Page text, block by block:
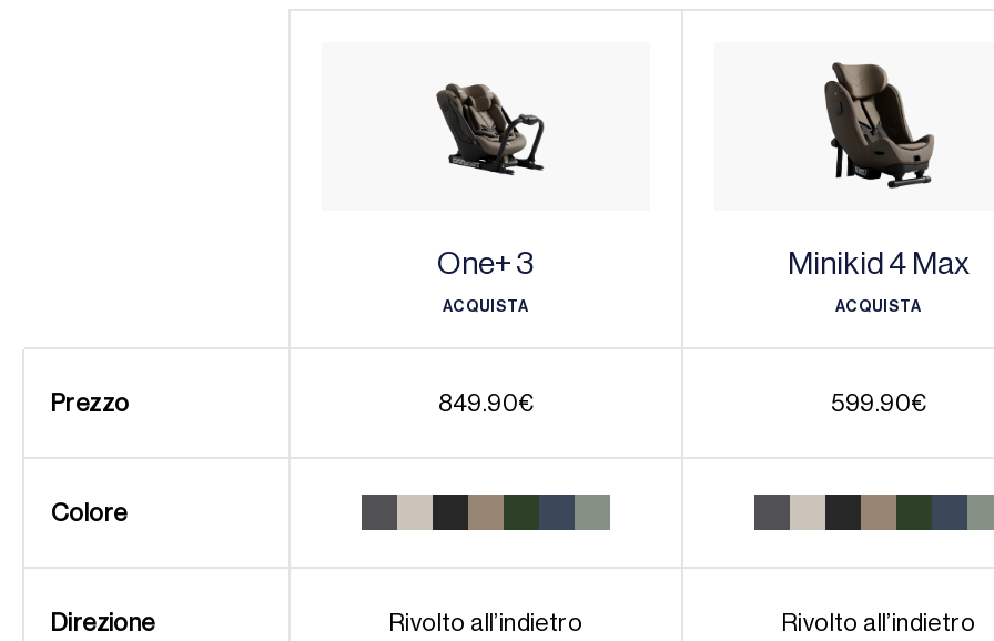
One+ 3
ACQUISTA
Minikid 4 Max
ACQUISTA
Prezzo 849.90€ 599.90€
Colore
Direzione Rivolto all’indietro Rivolto all’indietro